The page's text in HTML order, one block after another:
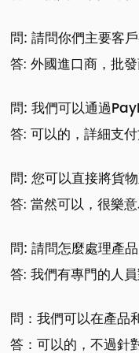
問: 請問你們主要客
答: 外國進口商，批
問: 我們可以通過
答: 可以的，詳細支
問: 您可以直接將貨
答: 當然可以，很樂意
問: 請問怎麼處理產
答: 我們有專門的人
問：我們可以在產品
答：可以的，不過針